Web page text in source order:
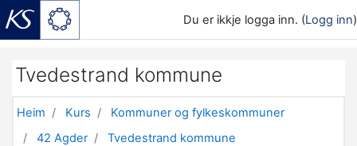
Du er ikkje logga inn. (Logg inn)
Tvedestrand kommune
Heim Kurs
Kommuner og fylkeskommuner
42 Agder
Tvedestrand kommune